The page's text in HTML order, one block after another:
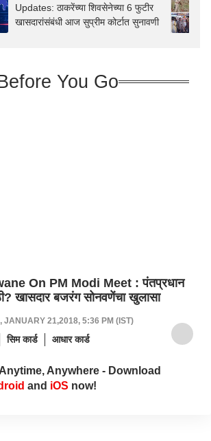
Updates: ठाकरेंच्या शिवसेनेच्या 6 फुटीर
खासदारांसंबंधी आज सुप्रीम कोर्टात सुनावणी
You Go
On PM Modi Meet : पंतप्रधान
खासदार बजरंग सोनवणेंचा खुलासा
JANUARY 21,2018, 5:36 PM (IST)
सिम कार्ड आधार कार्ड
Anywhere - Download
and iOS now!